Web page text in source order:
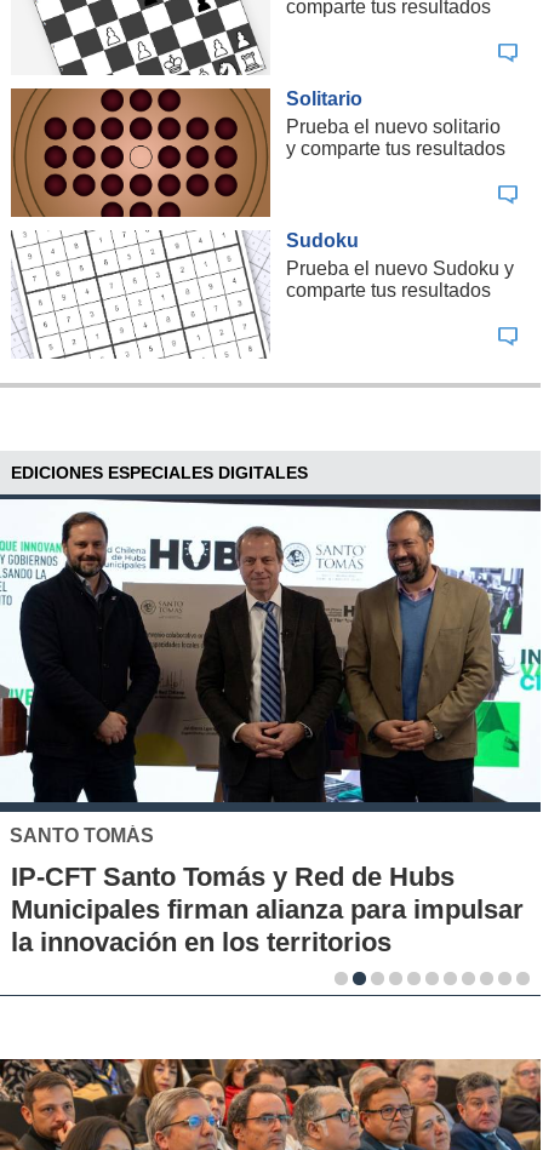
comparte tus resultados
Solitario
Prueba el nuevo solitario
y comparte tus resultados
Sudoku
Prueba el nuevo Sudoku y
comparte tus resultados
EDICIONES ESPECIALES DIGITALES
SANTO TOMÁS
IP-CFT Santo Tomás y Red de Hubs
Municipales firman alianza para impulsar
la innovación en los territorios